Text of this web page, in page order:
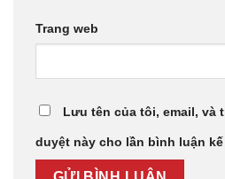
Trang web
Lưu tên của tôi, email, và
duyệt này cho lần bình luận